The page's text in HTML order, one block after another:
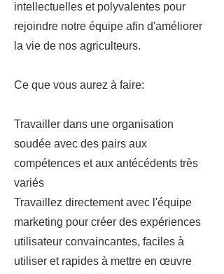
intellectuelles et polyvalentes pour
rejoindre notre équipe afin d'améliorer
la vie de nos agriculteurs.
Ce que vous aurez à faire:
Travailler dans une organisation
soudée avec des pairs aux
compétences et aux antécédents très
variés
Travaillez directement avec l'équipe
marketing pour créer des expériences
utilisateur convaincantes, faciles à
utiliser et rapides à mettre en œuvre